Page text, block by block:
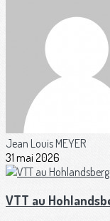
Jean Louis MEYER
31 mai 2026
VTT au